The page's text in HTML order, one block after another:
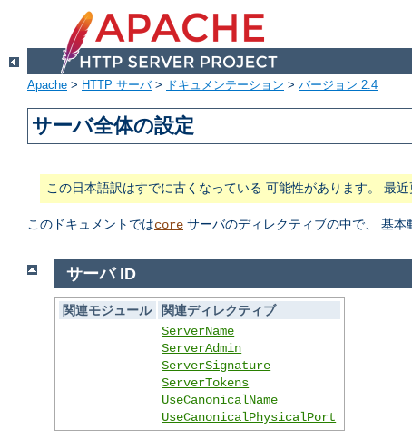
Apache > HTTP サーバ> ドキュメンテーション > バージョン 2.4
サーバ全体の設定
この日本語訳はすでに古くなっている 可能性があります。 最
このドキュメントではcore サーバのディレクティブの中で、 基本
サーバ ID
関連モジュール
関連ディレクティブ
ServerName
ServerAdmin
ServerSignature
ServerTokens
UseCanonicalName
UseCanonicalPhysicalPort